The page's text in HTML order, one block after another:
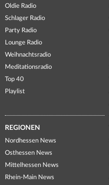
Oldie Radio
Schlager Radio
Party Radio
Lounge Radio
Weihnachtsradio
Meditationsradio
Top 40
Playlist
REGIONEN
Nordhessen News
Osthessen News
Mittelhessen News
Rhein-Main News